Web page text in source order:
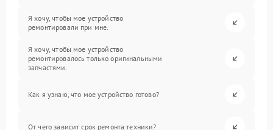
Я хочу, чтобы мое устройство
ремонтировали при мне.
Я хочу, чтобы мое устройство
ремонтировалось только оригинальными
запчастями.
Как я узнаю, что мое устройство готово?
От чего зависит срок ремонта техники?